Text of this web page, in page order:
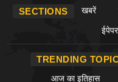
SECTIONS खबरें
ईपेपर
TRENDING
आज का इतिहास